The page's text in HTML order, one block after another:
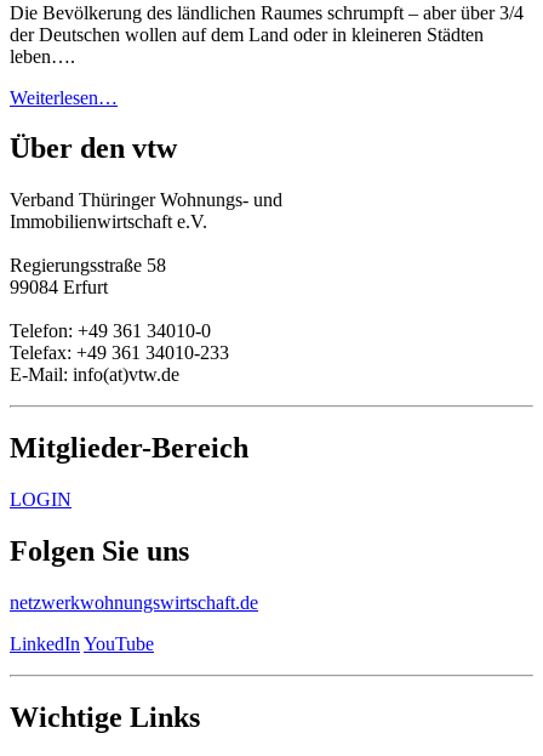
Die Bevölkerung des ländlichen Raumes schrumpft – aber über 3/4
der Deutschen wollen auf dem Land oder in kleineren Städten
leben….
Weiterlesen…
Über den vtw
Verband Thüringer Wohnungs- und
Immobilienwirtschaft e.V.
Regierungsstraße 58
99084 Erfurt
Telefon: +49 361 34010-0
Telefax: +49 361 34010-233
E-Mail: info(at)vtw.de
Mitglieder-Bereich
LOGIN
Folgen Sie uns
netzwerkwohnungswirtschaft.de
LinkedIn YouTube
Wichtige Links